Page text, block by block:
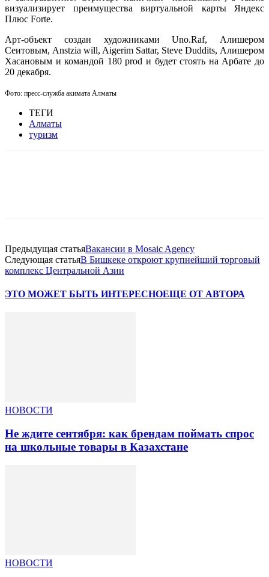
визуализирует преимущества виртуальной карты Яндекс
Плюс Forte.
Арт-объект создан художниками Uno.Raf, Алишером
Сеитовым, Anstzia will, Aigerim Sattar, Steve Duddits, Алишером
Хасановым и командой 180 prod и будет стоять на Арбате до
20 декабря.
Фото: пресс-служба акимата Алматы
ТЕГИ
Алматы
туризм
Предыдущая статьяВакансии в Mosaic Agency
Следующая статьяВ Бишкеке откроют крупнейший торговый
комплекс Центральной Азии
ЭТО МОЖЕТ БЫТЬ ИНТЕРЕСНОЕЩЕ ОТ АВТОРА
НОВОСТИ
Не ждите сентября: как брендам поймать спрос
на школьные товары в Казахстане
НОВОСТИ